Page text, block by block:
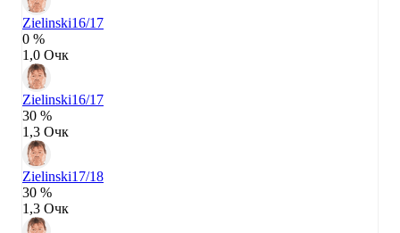
Zielinski16/17
0 %
1,0 Очк
Zielinski16/17
30 %
1,3 Очк
Zielinski17/18
30 %
1,3 Очк